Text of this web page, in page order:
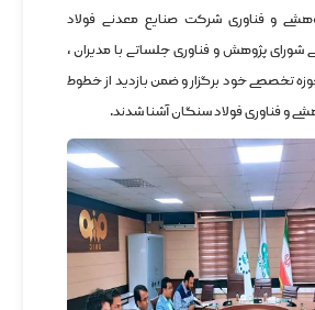
و فناوری شرکت صنایع معدنی فولاد
شورای پژوهش و فناوری جلساتی با مدیران ،
تخصصی خود برگزار و ضمن بازدید از خطوط
و فناوری فولاد سنگان آشنا شدند.